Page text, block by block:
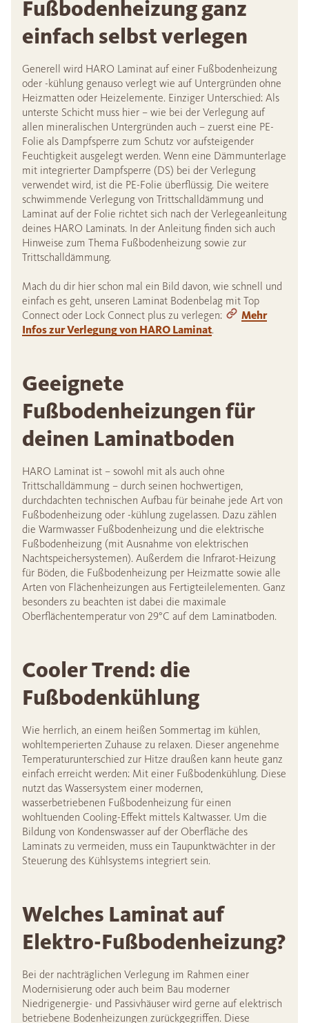
Fußbodenheizung ganz
einfach selbst verlegen
Generell wird HARO Laminat auf einer Fußbodenheizung
oder -kühlung genauso verlegt wie auf Untergründen ohne
Heizmatten oder Heizelemente. Einziger Unterschied: Als
unterste Schicht muss hier – wie bei der Verlegung auf
allen mineralischen Untergründen auch – zuerst eine PE-
Folie als Dampfsperre zum Schutz vor aufsteigender
Feuchtigkeit ausgelegt werden. Wenn eine Dämmunterlage
mit integrierter Dampfsperre (DS) bei der Verlegung
verwendet wird, ist die PE-Folie überflüssig. Die weitere
schwimmende Verlegung von Trittschalldämmung und
Laminat auf der Folie richtet sich nach der Verlegeanleitung
deines HARO Laminats. In der Anleitung finden sich auch
Hinweise zum Thema Fußbodenheizung sowie zur
Trittschalldämmung.
Mach du dir hier schon mal ein Bild davon, wie schnell und
einfach es geht, unseren Laminat Bodenbelag mit Top
Connect oder Lock Connect plus zu verlegen:
Mehr
Infos zur Verlegung von HARO Laminat.
Geeignete
Fußbodenheizungen für
deinen Laminatboden
HARO Laminat ist – sowohl mit als auch ohne
Trittschalldämmung – durch seinen hochwertigen,
durchdachten technischen Aufbau für beinahe jede Art von
Fußbodenheizung oder -kühlung zugelassen. Dazu zählen
die Warmwasser Fußbodenheizung und die elektrische
Fußbodenheizung (mit Ausnahme von elektrischen
Nachtspeichersystemen). Außerdem die Infrarot-Heizung
für Böden, die Fußbodenheizung per Heizmatte sowie alle
Arten von Flächenheizungen aus Fertigteilelementen. Ganz
besonders zu beachten ist dabei die maximale
Oberflächentemperatur von 29°C auf dem Laminatboden.
Cooler Trend: die
Fußbodenkühlung
Wie herrlich, an einem heißen Sommertag im kühlen,
wohltemperierten Zuhause zu relaxen. Dieser angenehme
Temperaturunterschied zur Hitze draußen kann heute ganz
einfach erreicht werden: Mit einer Fußbodenkühlung. Diese
nutzt das Wassersystem einer modernen,
wasserbetriebenen Fußbodenheizung für einen
wohltuenden Cooling-Effekt mittels Kaltwasser. Um die
Bildung von Kondenswasser auf der Oberfläche des
Laminats zu vermeiden, muss ein Taupunktwächter in der
Steuerung des Kühlsystems integriert sein.
Welches Laminat auf
Elektro-Fußbodenheizung?
Bei der nachträglichen Verlegung im Rahmen einer
Modernisierung oder auch beim Bau moderner
Niedrigenergie- und Passivhäuser wird gerne auf elektrisch
betriebene Bodenheizungen zurückgegriffen. Diese